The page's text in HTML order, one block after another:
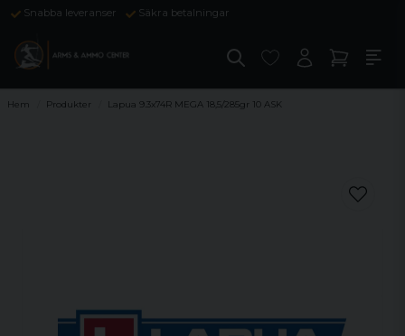
Snabba leveranser Säkra betalningar
Hem Produkter Lapua 9.3x74R MEGA 18,5/285gr 10 ASK